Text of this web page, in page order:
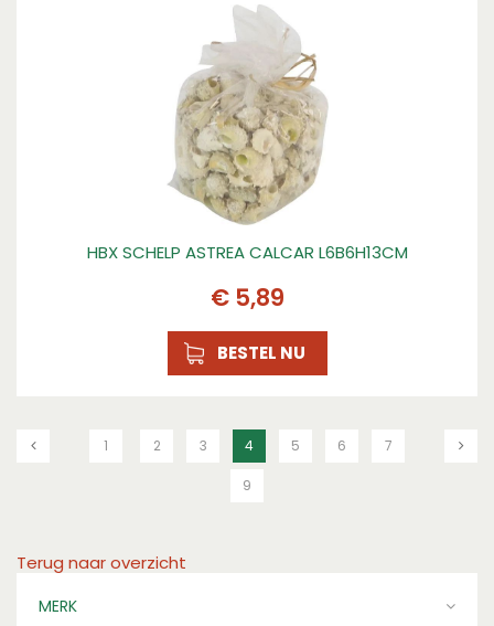
HBX SCHELP ASTREA CALCAR L6B6H13CM
€ 5,89
BESTEL NU
1 2 3 4 5 6 7
9
Terug naar overzicht
MERK